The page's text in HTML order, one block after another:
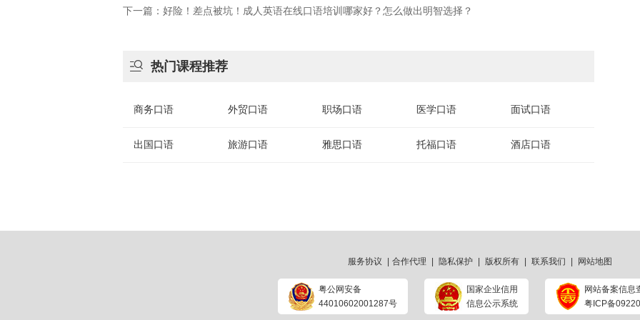
下一篇：好险！差点被坑！成人英语在线口语培训哪家好？怎么做出明智选择？
 热门课程推荐
商务口语 外贸口语 职场口语 医学口语 面试口语
出国口语 旅游口语 雅思口语 托福口语 酒店口语
服务协议 合作代理 隐私保护 版权所有 联系我们 网站地图
粤公网安备
44010602001287号
国家企业信用
信息公示系统
网站备案信息
粤ICP备